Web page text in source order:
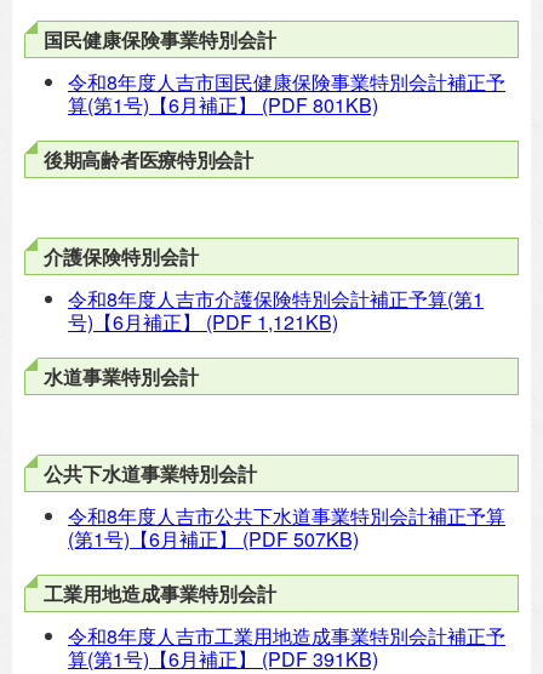
国民健康保険事業特別会計
令和8年度人吉市国民健康保険事業特別会計補正予
算(第1号)【6月補正】
(PDF 801KB)
後期高齢者医療特別会計
介護保険特別会計
令和8年度人吉市介護保険特別会計補正予算(第1
号)【6月補正】
(PDF 1,121KB)
水道事業特別会計
公共下水道事業特別会計
令和8年度人吉市公共下水道事業特別会計補正予算
(第1号)【6月補正】
(PDF 507KB)
工業用地造成事業特別会計
令和8年度人吉市工業用地造成事業特別会計補正予
算(第1号)【6月補正】
(PDF 391KB)